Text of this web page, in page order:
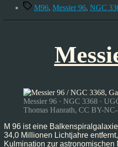
Schlagwörter
M96, Messier 96, NGC
Messier 96 · NGC 3368 ·
Thomas Hanrath, CC BY-
M 96 ist eine
34,0 Millionen Lichtjahre
Kulmination zur